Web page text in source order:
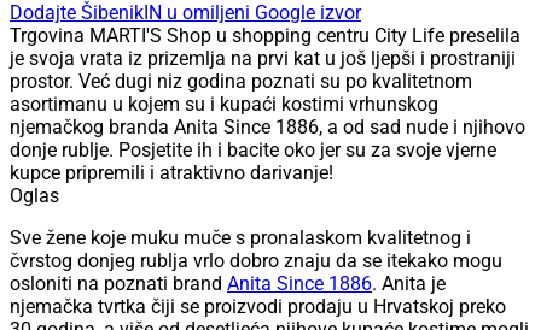
Dodajte ŠibenikIN u omiljeni Google izvor
Trgovina MARTI'S Shop u shopping centru City Life preselila
je svoja vrata iz prizemlja na prvi kat u još ljepši i prostraniji
prostor. Već dugi niz godina poznati su po kvalitetnom
asortimanu u kojem su i kupaći kostimi vrhunskog
njemačkog branda Anita Since 1886, a od sad nude i njihovo
donje rublje. Posjetite ih i bacite oko jer su za svoje vjerne
kupce pripremili i atraktivno darivanje!
Oglas
Sve žene koje muku muče s pronalaskom kvalitetnog i
čvrstog donjeg rublja vrlo dobro znaju da se itekako mogu
osloniti na poznati brand Anita Since 1886. Anita je
njemačka tvrtka čiji se proizvodi prodaju u Hrvatskoj preko